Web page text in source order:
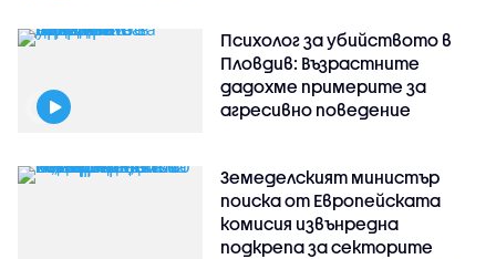
Психолог за убийството в
Пловдив: Възрастните
дадохме примерите за
агресивно поведение
Земеделският министър
поиска от Европейската
комисия извънредна
подкрепа за секторите